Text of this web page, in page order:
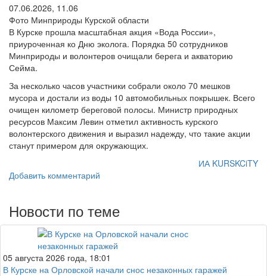
07.06.2026, 11.06
Фото Минприроды Курской области
В Курске прошла масштабная акция «Вода России»,
приуроченная ко Дню эколога. Порядка 50 сотрудников
Минприроды и волонтеров очищали берега и акваторию
Сейма.
За несколько часов участники собрали около 70 мешков
мусора и достали из воды 10 автомобильных покрышек. Всего
очищен километр береговой полосы. Министр природных
ресурсов Максим Левин отметил активность курского
волонтерского движения и выразил надежду, что такие акции
станут примером для окружающих.
ИА KURSKCiTY
Добавить комментарий
Новости по теме
05 августа 2026 года, 18:01
В Курске на Орловской начали снос незаконных гаражей